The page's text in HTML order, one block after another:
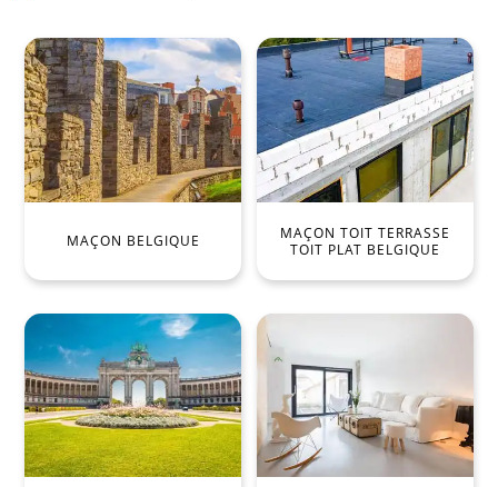
MAÇON BELGIQUE
MAÇON TOIT TERRASSE
TOIT PLAT BELGIQUE